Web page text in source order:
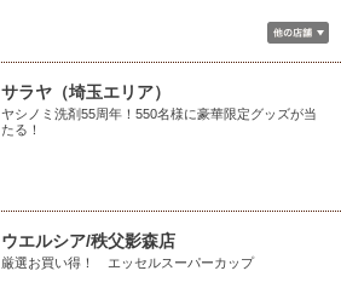
サラヤ（埼玉エリア）
ヤシノミ洗剤55周年！550名様に豪華限定グッズが当
たる！
ウエルシア/秩父影森店
厳選お買い得！ エッセルスーパーカップ